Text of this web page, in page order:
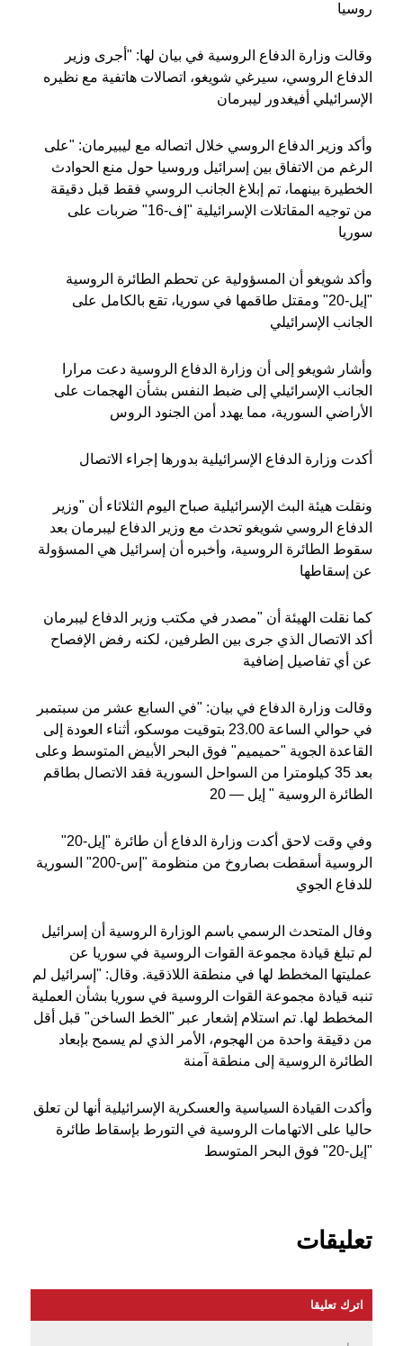
روسيا
وقالت وزارة الدفاع الروسية في بيان لها: "أجرى وزير
الدفاع الروسي، سيرغي شويغو، اتصالات هاتفية مع نظيره
الإسرائيلي أفيغدور ليبرمان
وأكد وزير الدفاع الروسي خلال اتصاله مع ليبيرمان: "على
الرغم من الاتفاق بين إسرائيل وروسيا حول منع الحوادث
الخطيرة بينهما، تم إبلاغ الجانب الروسي فقط قبل دقيقة
من توجيه المقاتلات الإسرائيلية "إف-16" ضربات على
سوريا
وأكد شويغو أن المسؤولية عن تحطم الطائرة الروسية
"إيل-20" ومقتل طاقمها في سوريا، تقع بالكامل على
الجانب الإسرائيلي
وأشار شويغو إلى أن وزارة الدفاع الروسية دعت مرارا
الجانب الإسرائيلي إلى ضبط النفس بشأن الهجمات على
الأراضي السورية، مما يهدد أمن الجنود الروس
أكدت وزارة الدفاع الإسرائيلية بدورها إجراء الاتصال
ونقلت هيئة البث الإسرائيلية صباح اليوم الثلاثاء أن "وزير
الدفاع الروسي شويغو تحدث مع وزير الدفاع ليبرمان بعد
سقوط الطائرة الروسية، وأخبره أن إسرائيل هي المسؤولة
عن إسقاطها
كما نقلت الهيئة أن "مصدر في مكتب وزير الدفاع ليبرمان
أكد الاتصال الذي جرى بين الطرفين، لكنه رفض الإفصاح
عن أي تفاصيل إضافية
وقالت وزارة الدفاع في بيان: "في السابع عشر من سبتمبر
في حوالي الساعة 23.00 بتوقيت موسكو، أثناء العودة إلى
القاعدة الجوية "حميميم" فوق البحر الأبيض المتوسط وعلى
بعد 35 كيلومترا من السواحل السورية فقد الاتصال بطاقم
الطائرة الروسية " إيل — 20
وفي وقت لاحق أكدت وزارة الدفاع أن طائرة "إيل-20"
الروسية أسقطت بصاروخ من منظومة "إس-200" السورية
للدفاع الجوي
وفال المتحدث الرسمي باسم الوزارة الروسية أن إسرائيل
لم تبلغ قيادة مجموعة القوات الروسية في سوريا عن
عمليتها المخطط لها في منطقة اللاذقية. وقال: "إسرائيل لم
تنبه قيادة مجموعة القوات الروسية في سوريا بشأن العملية
المخطط لها. تم استلام إشعار عبر "الخط الساخن" قبل أقل
من دقيقة واحدة من الهجوم، الأمر الذي لم يسمح بإبعاد
الطائرة الروسية إلى منطقة آمنة
وأكدت القيادة السياسية والعسكرية الإسرائيلية أنها لن تعلق
حاليا على الاتهامات الروسية في التورط بإسقاط طائرة
"إيل-20" فوق البحر المتوسط
تعليقات
اترك تعليقا